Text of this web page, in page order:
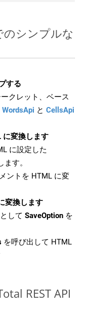
のシンプルな
する
クレット、ベース
WordsApi と CellsApi
に変換します
に設定した
ます。
ントを HTML に変
変換します
して SaveOption を
を呼び出して HTML
REST API